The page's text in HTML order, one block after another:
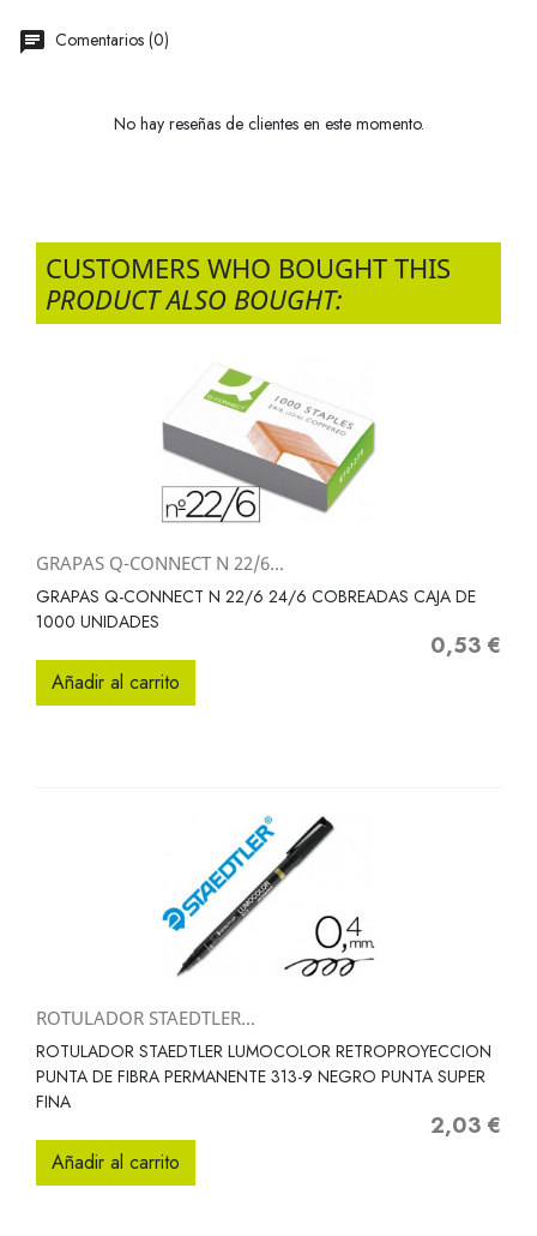
Comentarios (0)
No hay reseñas de clientes en este momento.
CUSTOMERS WHO BOUGHT THIS
PRODUCT ALSO BOUGHT:
GRAPAS Q-CONNECT N 22/6...
GRAPAS Q-CONNECT N 22/6 24/6 COBREADAS CAJA DE
1000 UNIDADES
Precio
0,53 €
Añadir al carrito
ROTULADOR STAEDTLER...
ROTULADOR STAEDTLER LUMOCOLOR RETROPROYECCION
PUNTA DE FIBRA PERMANENTE 313-9 NEGRO PUNTA SUPER
FINA
Precio
2,03 €
Añadir al carrito